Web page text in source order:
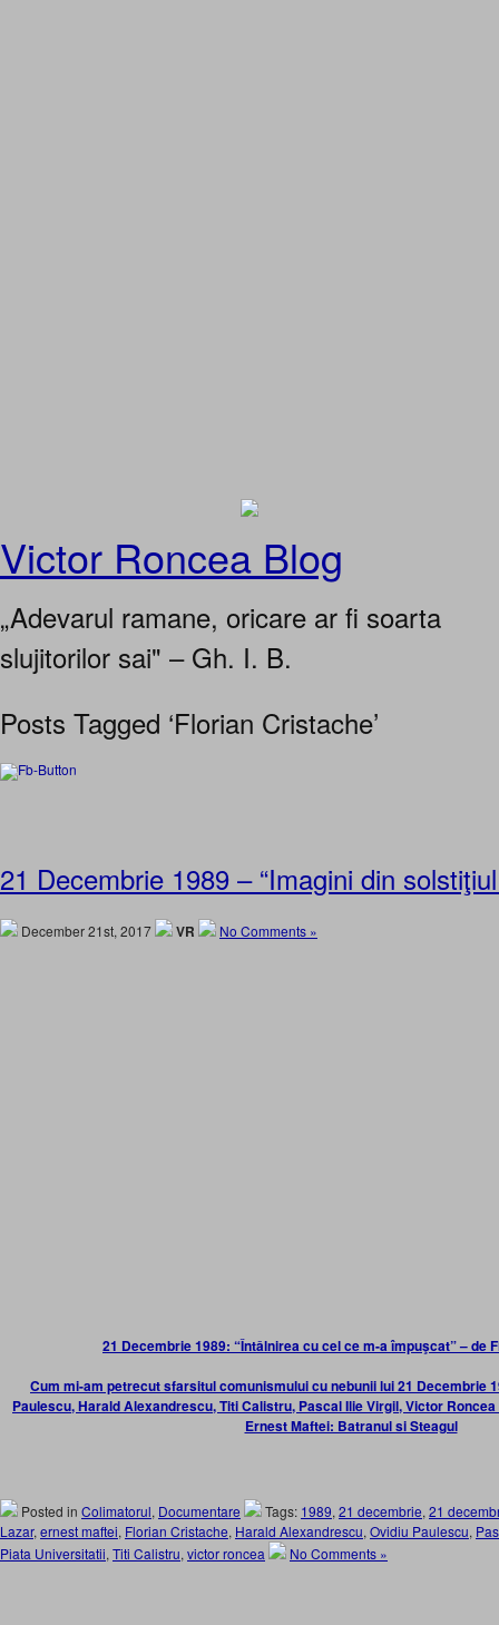
Victor Roncea Blog
„Adevarul ramane, oricare ar fi soarta
slujitorilor sai" – Gh. I. B.
Posts Tagged ‘Florian Cristache’
21 Decembrie 1989 – “Imagini din
December 21st, 2017 VR No Comments »
21 Decembrie 1989: “Întâlnirea cu cel ce m-a împuşcat” – de
Cum mi-am petrecut sfarsitul comunismului cu nebunii lui 21 Decembrie
Paulescu, Harald Alexandrescu, Titi Calistru, Pascal Ilie Virgil, Victor
Ernest Maftei: Batranul si Steagul
Posted in Colimatorul, Documentare Tags: 1989, 21 decembrie, 21
Lazar, ernest maftei, Florian Cristache, Harald Alexandrescu, Ovidiu Paulescu,
Piata Universitatii, Titi Calistru, victor roncea No Comments »